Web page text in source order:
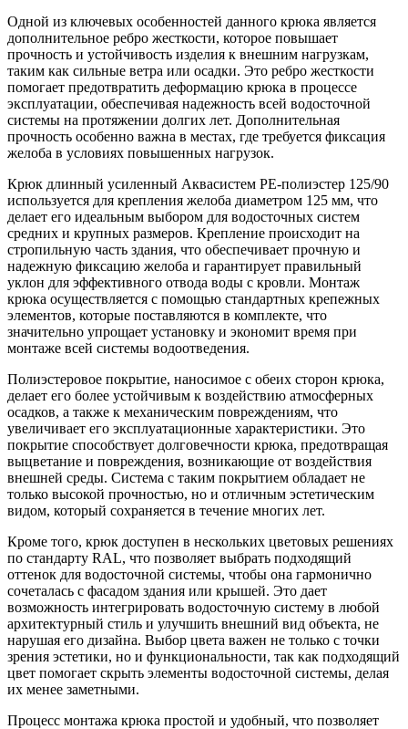
Одной из ключевых особенностей данного крюка является
дополнительное ребро жесткости, которое повышает
прочность и устойчивость изделия к внешним нагрузкам,
таким как сильные ветра или осадки. Это ребро жесткости
помогает предотвратить деформацию крюка в процессе
эксплуатации, обеспечивая надежность всей водосточной
системы на протяжении долгих лет. Дополнительная
прочность особенно важна в местах, где требуется фиксация
желоба в условиях повышенных нагрузок.
Крюк длинный усиленный Аквасистем PE-полиэстер 125/90
используется для крепления желоба диаметром 125 мм, что
делает его идеальным выбором для водосточных систем
средних и крупных размеров. Крепление происходит на
стропильную часть здания, что обеспечивает прочную и
надежную фиксацию желоба и гарантирует правильный
уклон для эффективного отвода воды с кровли. Монтаж
крюка осуществляется с помощью стандартных крепежных
элементов, которые поставляются в комплекте, что
значительно упрощает установку и экономит время при
монтаже всей системы водоотведения.
Полиэстеровое покрытие, наносимое с обеих сторон крюка,
делает его более устойчивым к воздействию атмосферных
осадков, а также к механическим повреждениям, что
увеличивает его эксплуатационные характеристики. Это
покрытие способствует долговечности крюка, предотвращая
выцветание и повреждения, возникающие от воздействия
внешней среды. Система с таким покрытием обладает не
только высокой прочностью, но и отличным эстетическим
видом, который сохраняется в течение многих лет.
Кроме того, крюк доступен в нескольких цветовых решениях
по стандарту RAL, что позволяет выбрать подходящий
оттенок для водосточной системы, чтобы она гармонично
сочеталась с фасадом здания или крышей. Это дает
возможность интегрировать водосточную систему в любой
архитектурный стиль и улучшить внешний вид объекта, не
нарушая его дизайна. Выбор цвета важен не только с точки
зрения эстетики, но и функциональности, так как подходящий
цвет помогает скрыть элементы водосточной системы, делая
их менее заметными.
Процесс монтажа крюка простой и удобный, что позволяет